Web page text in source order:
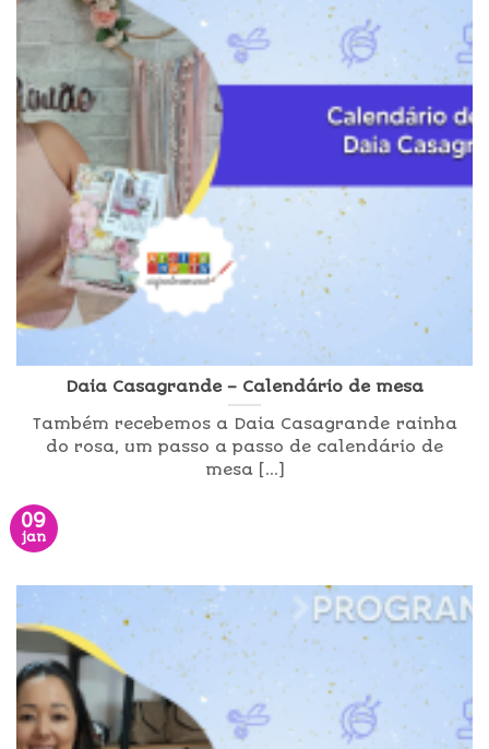
Daia Casagrande – Calendário de mesa
Também recebemos a Daia Casagrande rainha
do rosa, um passo a passo de calendário de
mesa [...]
09
jan